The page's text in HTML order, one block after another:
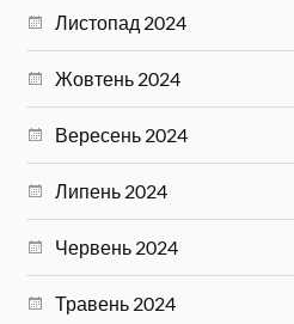
Листопад 2024
Жовтень 2024
Вересень 2024
Липень 2024
Червень 2024
Травень 2024